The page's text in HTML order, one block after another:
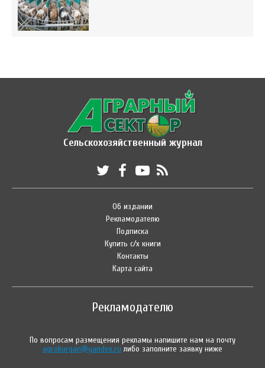
Сельскохозяйственный журнал
Об издании
Рекламодателю
Подписка
Купить с/х книги
Контакты
Карта сайта
Рекламодателю
По вопросам размещения рекламы напишите нам на почту
agrokurgan@yandex.ru либо заполните заявку ниже